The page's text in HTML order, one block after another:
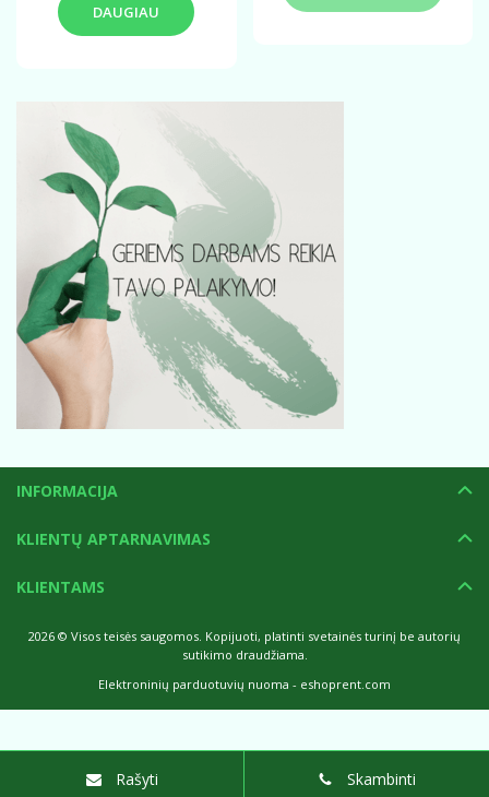
DAUGIAU
INFORMACIJA
KLIENTŲ APTARNAVIMAS
KLIENTAMS
2026 © Visos teisės saugomos. Kopijuoti, platinti svetainės turinį be autorių
sutikimo draudžiama.
Elektroninių parduotuvių nuoma - eshoprent.com
Rašyti Skambinti